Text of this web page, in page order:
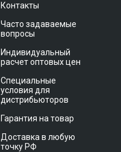
Контакты
Часто задаваемые
вопросы
Индивидуальный
расчет оптовых цен
Специальные
условия для
дистрибьюторов
Гарантия на товар
Доставка в любую
точку РФ